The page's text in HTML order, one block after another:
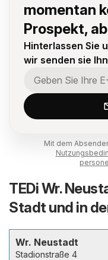
momentan
Prospekt,
Hinterlassen Sie
wir senden sie
Mit dem
TEDi Wr.
Stadt und in
Wr. Neustadt
Stadionstraße 4